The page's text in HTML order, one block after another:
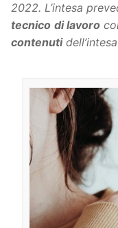
2022. L’intesa
tecnico di lavoro
contenuti